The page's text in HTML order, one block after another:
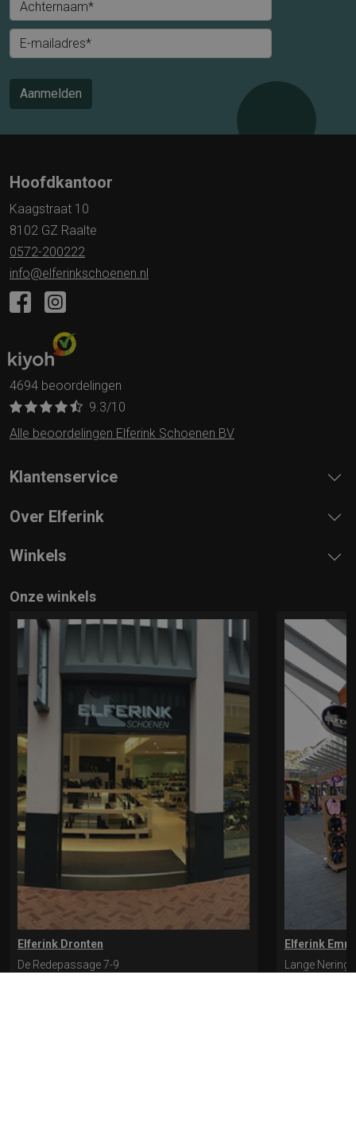
Achternaam*
E-mailadres*
Aanmelden
Hoofdkantoor
Kaagstraat 10
8102 GZ Raalte
0572-200222
info@elferinkschoenen.nl
4694 beoordelingen
9.3/10
Alle beoordelingen Elferink Schoenen BV
Klantenservice
Over Elferink
Winkels
Onze winkels
Elferink Dronten
De Redepassage 7-9
Elferink
Lange Nering